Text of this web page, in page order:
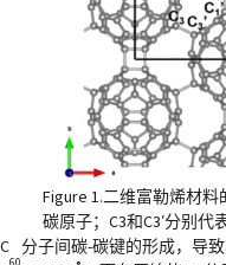
Figure 1.二维富勒烯材料
碳原子；C3和C3′分别代
60
分子间碳-碳键的形成，导